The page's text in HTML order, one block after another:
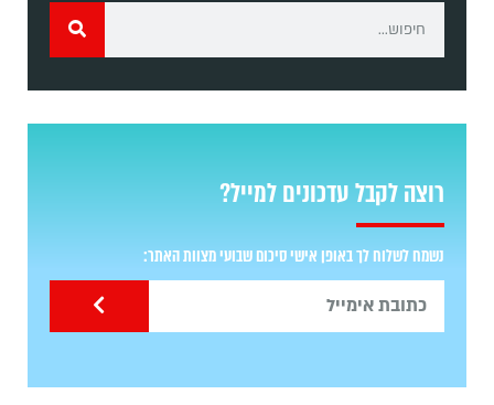
רוצה לקבל עדכונים למייל?
נשמח לשלוח לך באופן אישי סיכום שבועי מצוות האתר: